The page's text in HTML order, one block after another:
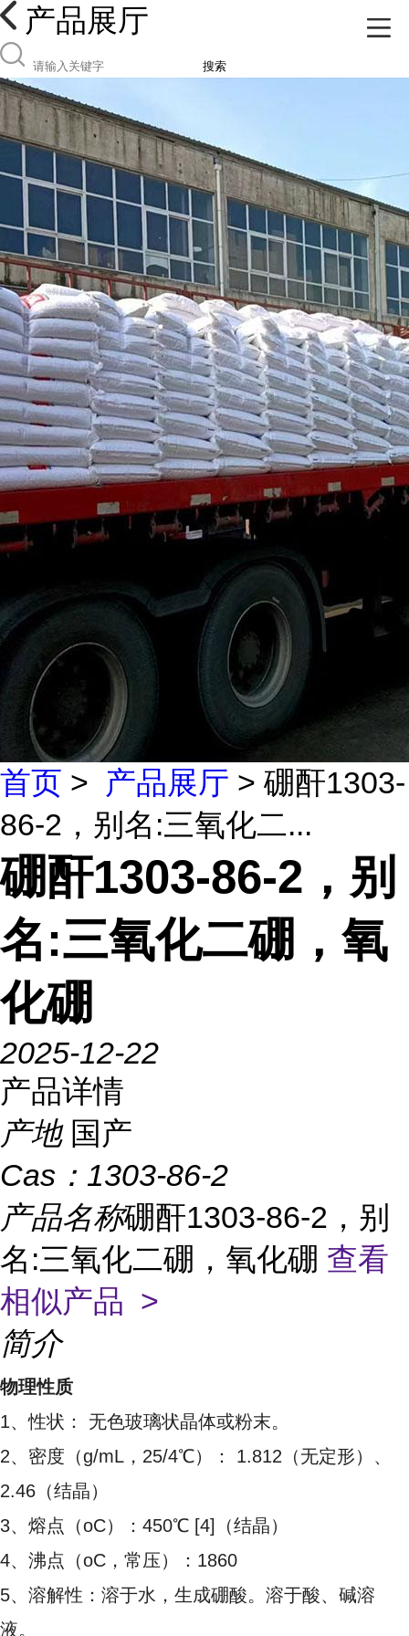
产品展厅
搜索
首页 > 产品展厅 > 硼酐1303-
86-2，别名:三氧化二...
硼酐1303-86-2，别
名:三氧化二硼，氧
化硼
2025-12-22
产品详情
产地 国产
Cas： 1303-86-2
产品名称硼酐1303-86-2，别
名:三氧化二硼，氧化硼 查看
相似产品 >
简介
物理性质
1、性状： 无色玻璃状晶体或粉末。
2、密度（g/mL，25/4℃）： 1.812（无定形）、
2.46（结晶）
3、熔点（oC）：450℃ [4]（结晶）
4、沸点（oC，常压）：1860
5、溶解性：溶于水，生成硼酸。溶于酸、碱溶
液。